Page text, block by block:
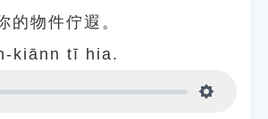
的物件佇遐。
kiānn tī hia.